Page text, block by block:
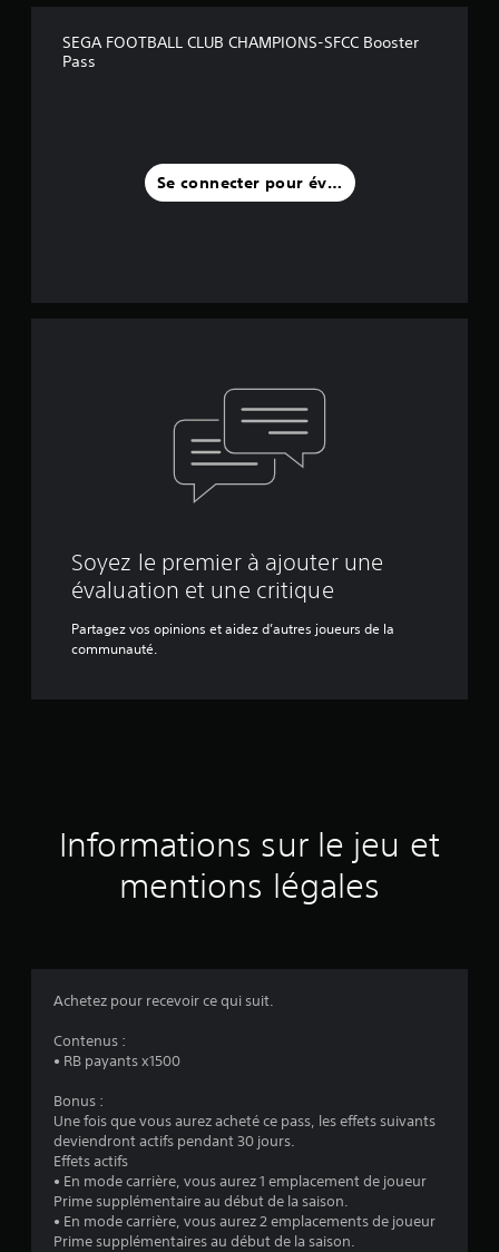
SEGA FOOTBALL CLUB CHAMPIONS-SFCC Booster
Pass
Se connecter pour évaluer
Soyez le premier à ajouter une
évaluation et une critique
Partagez vos opinions et aidez d’autres joueurs de la
communauté.
Informations sur le jeu et
mentions légales
Achetez pour recevoir ce qui suit.
Contenus :
• RB payants x1500
Bonus :
Une fois que vous aurez acheté ce pass, les effets suivants
deviendront actifs pendant 30 jours.
Effets actifs
• En mode carrière, vous aurez 1 emplacement de joueur
Prime supplémentaire au début de la saison.
• En mode carrière, vous aurez 2 emplacements de joueur
Prime supplémentaires au début de la saison.